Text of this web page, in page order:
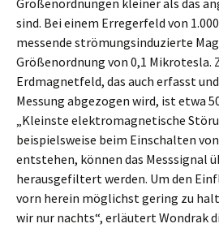
Größenordnungen kleiner als das
sind. Bei einem Erregerfeld von
messende strömungsinduzierte
Größenordnung von 0,1 Mikrotesla.
Erdmagnetfeld, das auch erfasst
Messung abgezogen wird, ist etwa
„Kleinste elektromagnetische
beispielsweise beim Einschalten
entstehen, können das Messsignal
herausgefiltert werden. Um den
vorn herein möglichst gering zu
wir nur nachts“, erläutert Wondrak